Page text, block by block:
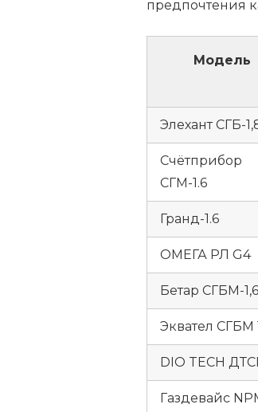
предпочтения
Модель
Элехант СГБ-
Счётприбор
СГМ-1.6
Гранд-1.6
ОМЕГА РЛ G4
Бетар СГБМ-1,6
Эквател СГБМ
DIO TECH
Газдевайс